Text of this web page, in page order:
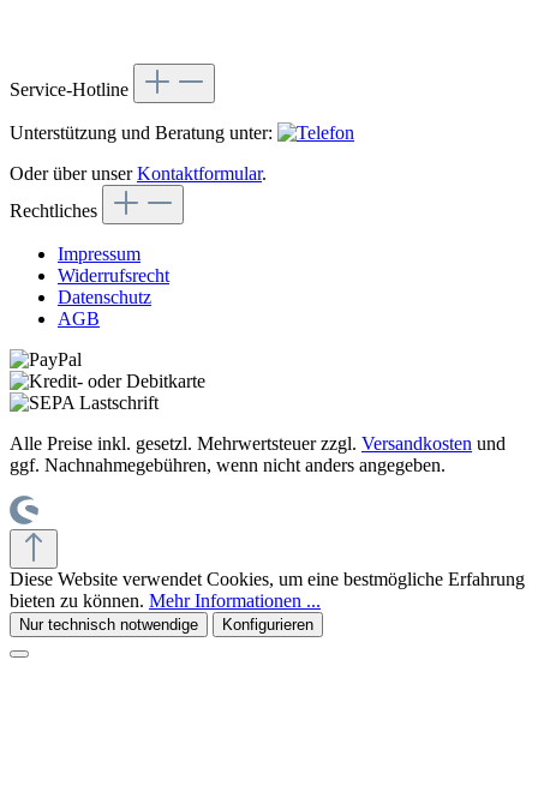
Service-Hotline
Unterstützung und Beratung unter:
Oder über unserKontaktformular.
Rechtliches
Impressum
Widerrufsrecht
Datenschutz
AGB
Alle Preise inkl. gesetzl. Mehrwertsteuer zzgl. Versandkosten und
ggf. Nachnahmegebühren, wenn nicht anders angegeben.
Diese Website verwendet Cookies, um eine bestmögliche Erfahrung
bieten zu können. Mehr Informationen ...
Nur technisch notwendige Konfigurieren